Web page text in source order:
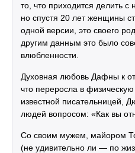
то, что приходится делить
но спустя 20 лет женщины
одной версии, это своего
другим данным это было
влюбленности.
Духовная любовь Дафны к
что переросла в
известной писательницей,
людей вопросом: «Как вы
Со своим мужем, майором
(не удивительно ли — по